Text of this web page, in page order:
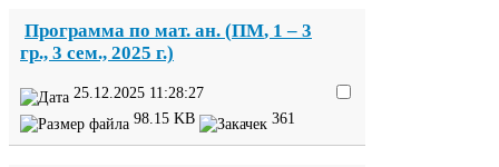
Программа по мат. ан. (ПМ, 1 – 3
гр., 3 сем., 2025 г.)
25 12 2025 11:28:27
98 15 KB 361